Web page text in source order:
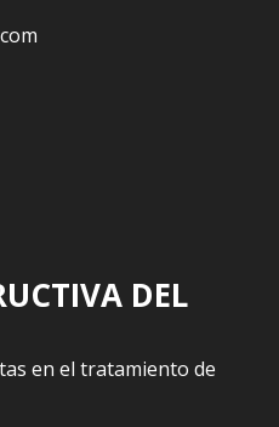
DEL
en el tratamiento de